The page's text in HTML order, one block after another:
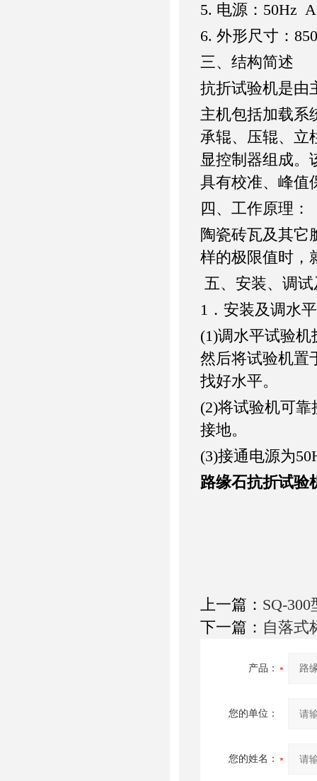
5. 电源：50Hz
6. 外形尺寸：
三、结构简述
抗折试验机是由
主机包括加载系
承辊、压辊、立
显控制器组成。
具有校准、峰值
四、工作原理：
陶瓷砖瓦及其它
样的极限值时，
五、安装、调
1．安装及调水平
(1)调水平试验
然后将试验机置
找好水平。
(2)将试验机可
接地。
(3)接通电源为
路缘石抗折试验
上一篇： SQ-
下一篇： 自落式
产品：
您的单位：
您的姓名：